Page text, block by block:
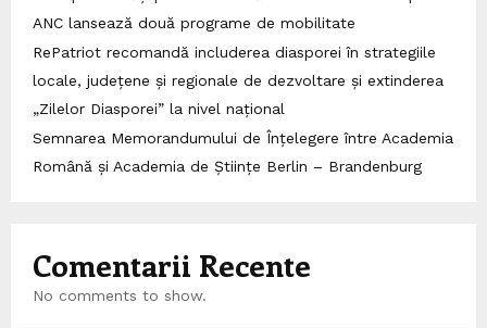
ANC lansează două programe de mobilitate
RePatriot recomandă includerea diasporei în strategiile
locale, județene și regionale de dezvoltare și extinderea
„Zilelor Diasporei” la nivel național
Semnarea Memorandumului de Înțelegere între Academia
Română și Academia de Științe Berlin – Brandenburg
Comentarii Recente
No comments to show.